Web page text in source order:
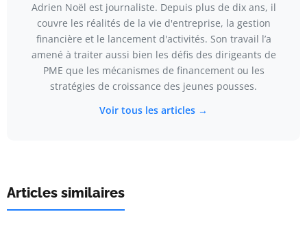
Adrien Noël est journaliste. Depuis plus de dix ans, il
couvre les réalités de la vie d'entreprise, la gestion
financière et le lancement d'activités. Son travail l’a
amené à traiter aussi bien les défis des dirigeants de
PME que les mécanismes de financement ou les
stratégies de croissance des jeunes pousses.
Voir tous les articles →
Articles similaires